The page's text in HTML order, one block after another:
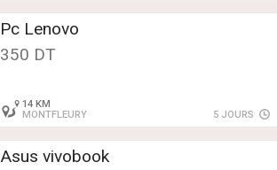
Pc Lenovo
350 DT
14 KM
MONTFLEURY
5 JOURS
Asus vivobook